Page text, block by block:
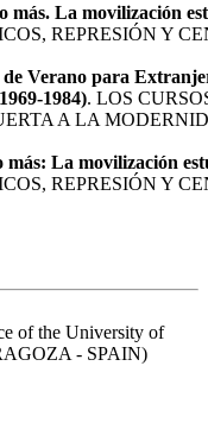
más. La movilización
REPRESIÓN Y
Verano para
1984). LOS
A LA
más: La movilización
REPRESIÓN Y
of the University of
- SPAIN)